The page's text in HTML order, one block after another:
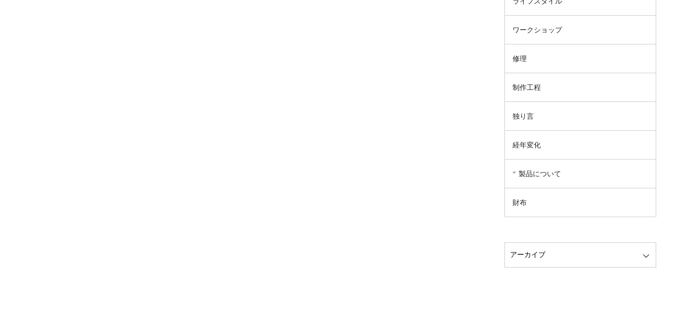
ワークショップ
修理
制作工程
独り言
経年変化
製品について
財布